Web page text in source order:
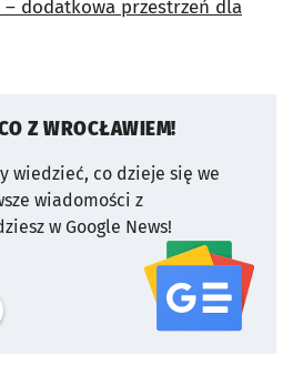
dodatkowa przestrzeń dla
Z WROCŁAWIEM!
wiedzieć, co dzieje się we
wiadomości z
w Google News!
serwisu